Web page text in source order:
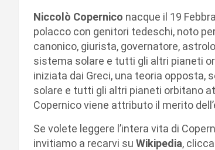
Niccolò Copernico nacque il 19
polacco con genitori tedeschi, noto
canonico, giurista, governatore,
sistema solare e tutti gli altri pianeti
iniziata dai Greci, una teoria opposta,
solare e tutti gli altri pianeti orbitano
Copernico viene attributo il merito
Se volete leggere l’intera vita di
invitiamo a recarvi su Wikipedia,